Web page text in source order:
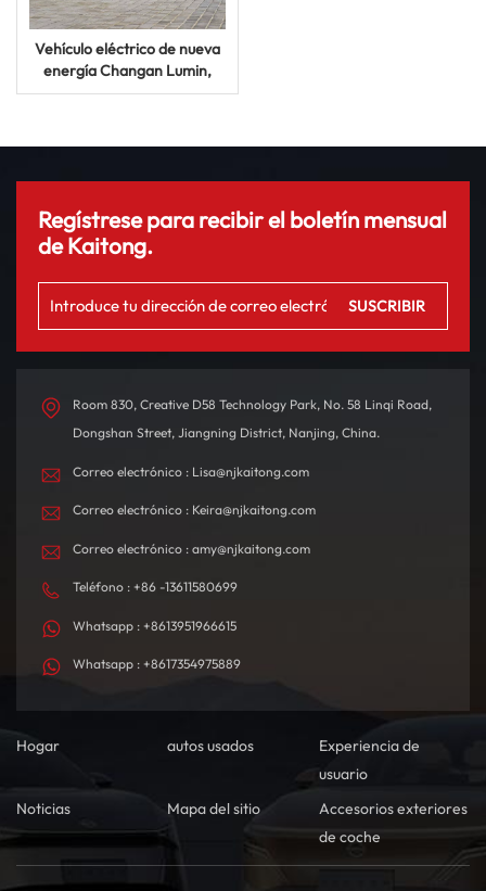
Vehículo eléctrico de nueva
energía Changan Lumin,
mini vehículo eléctrico de 155
Regístrese para recibir el boletín mensual
de Kaitong.
Room 830, Creative D58 Technology Park, No. 58 Linqi Road,
Dongshan Street, Jiangning District, Nanjing, China.
Correo electrónico : Lisa@njkaitong.com
Correo electrónico : Keira@njkaitong.com
Correo electrónico : amy@njkaitong.com
Teléfono : +86 -13611580699
Whatsapp : +8613951966615
Whatsapp : +8617354975889
Hogar autos usados
Experiencia de
usuario
Noticias
Mapa del sitio
Accesorios exteriores
de coche